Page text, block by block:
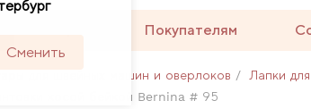
Сменить
Покупателям
для швейных машин и оверлоков Лапки
косой бейкой Bernina # 95